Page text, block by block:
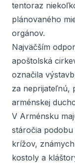
tentoraz
plánovaného
orgánov.
Najväčším
apoštolská
označila
za neprijateľnú,
arménskej
V Arménsku
stáročia
krížov,
kostoly a